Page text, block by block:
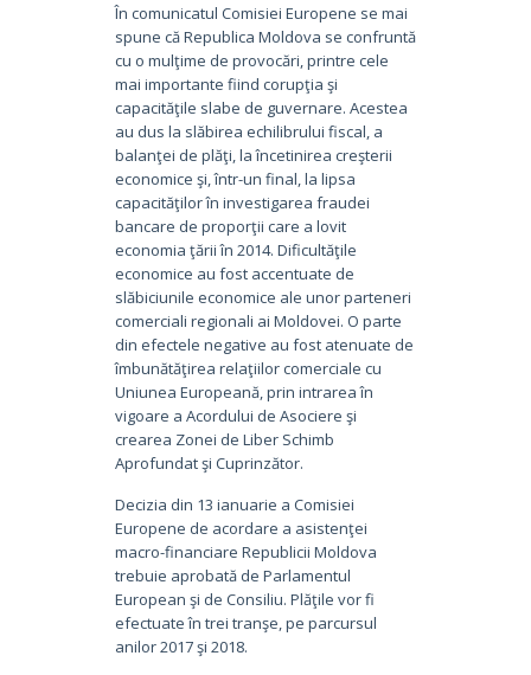
În comunicatul Comisiei Europene se mai
spune că Republica Moldova se confruntă
cu o mulţime de provocări, printre cele
mai importante fiind corupţia şi
capacităţile slabe de guvernare. Acestea
au dus la slăbirea echilibrului fiscal, a
balanţei de plăţi, la încetinirea creşterii
economice şi, într-un final, la lipsa
capacităţilor în investigarea fraudei
bancare de proporţii care a lovit
economia ţării în 2014. Dificultăţile
economice au fost accentuate de
slăbiciunile economice ale unor parteneri
comerciali regionali ai Moldovei. O parte
din efectele negative au fost atenuate de
îmbunătăţirea relaţiilor comerciale cu
Uniunea Europeană, prin intrarea în
vigoare a Acordului de Asociere şi
crearea Zonei de Liber Schimb
Aprofundat şi Cuprinzător.
Decizia din 13 ianuarie a Comisiei
Europene de acordare a asistenţei
macro-financiare Republicii Moldova
trebuie aprobată de Parlamentul
European şi de Consiliu. Plăţile vor fi
efectuate în trei tranşe, pe parcursul
anilor 2017 şi 2018.